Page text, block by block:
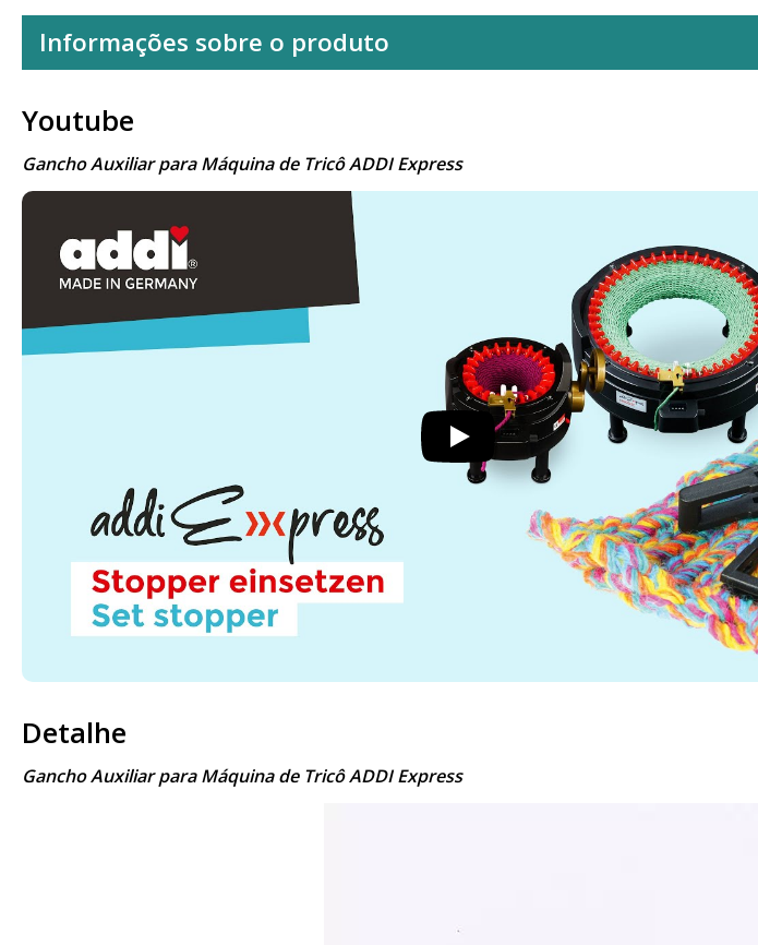
Informações sobre o produto
Youtube
Gancho Auxiliar para Máquina de Tricô ADDI Express
Detalhe
Gancho Auxiliar para Máquina de Tricô ADDI Express